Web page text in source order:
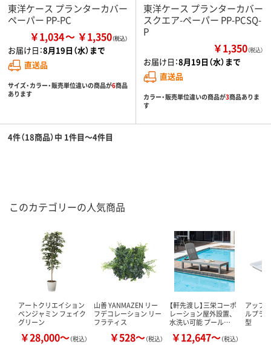
東洋ケース プランターカバー
ペーパー PP-PC
￥1,034 ￥1,350
お届け日：8月19日（水）まで
直送品
サイズ・カラー・販売単位違いの商品が6商品
あります
東洋ケース プランターカバー
スクエア-ペーパー PP-PCSQ-
P
￥1,350（税込）
お届け日：8月19日（水）まで
直送品
カラー・販売単位違いの商品が3商品ありま
す
4件（18商品）中 1件目～4件目
このカテゴリーの人気商品
アートクリエイション
ベンジャミン フェイク
グリーン
￥28,000～（税込）
山善 YANMAZEN リー
フデコレーション リー
フラティス
￥528～（税込）
【軒先渡し】三栄コーポ
レーション屋外設置、
水洗い可能 プール…
￥12,647～（税込）
アップ
ルプラ
型